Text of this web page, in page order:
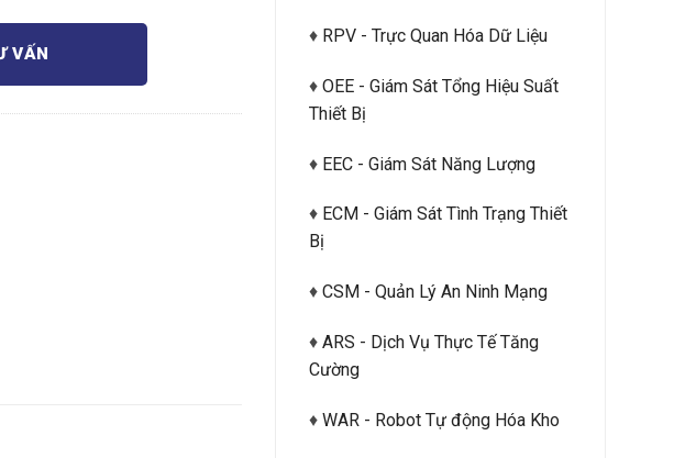
♦ RPV - Trực Quan Hóa Dữ Liệu
♦ OEE - Giám Sát Tổng Hiệu Suất
Thiết Bị
♦ EEC - Giám Sát Năng Lượng
♦ ECM - Giám Sát Tình Trạng Thiết
Bị
♦ CSM - Quản Lý An Ninh Mạng
♦ ARS - Dịch Vụ Thực Tế Tăng
Cường
♦ WAR - Robot Tự động Hóa Kho
VẤN